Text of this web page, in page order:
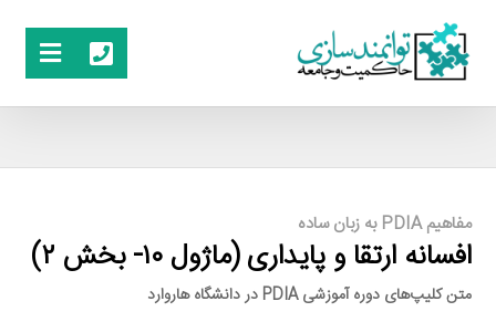
مفاهیم PDIA به زبان ساده
افسانه ارتقا و پایداری (ماژول ۱۰- بخش ۲)
متن کلیپ‌های دوره آموزشی PDIA در دانشگاه هاروارد